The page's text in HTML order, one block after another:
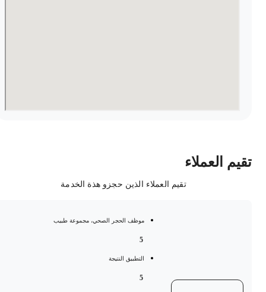
العملاء
تقيم العملاء الذين حجزو هذة الخدمة
موظف الحجر الصحي، مجموعة طبيب
التطبيق النتيجة